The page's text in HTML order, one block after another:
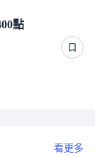
點
看更多